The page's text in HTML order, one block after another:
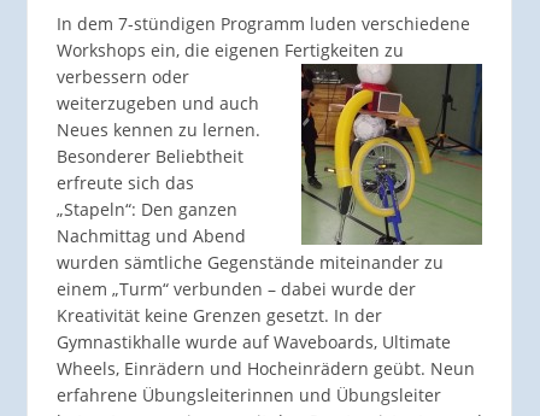
In dem 7-stündigen Programm luden verschiedene
Workshops ein, die eigenen Fertigkeiten zu
verbessern oder
weiterzugeben und auch
Neues kennen zu lernen.
Besonderer Beliebtheit
erfreute sich das
„Stapeln“: Den ganzen
Nachmittag und Abend
wurden sämtliche Gegenstände miteinander zu
einem „Turm“ verbunden – dabei wurde der
Kreativität keine Grenzen gesetzt. In der
Gymnastikhalle wurde auf Waveboards, Ultimate
Wheels, Einrädern und Hocheinrädern geübt. Neun
erfahrene Übungsleiterinnen und Übungsleiter